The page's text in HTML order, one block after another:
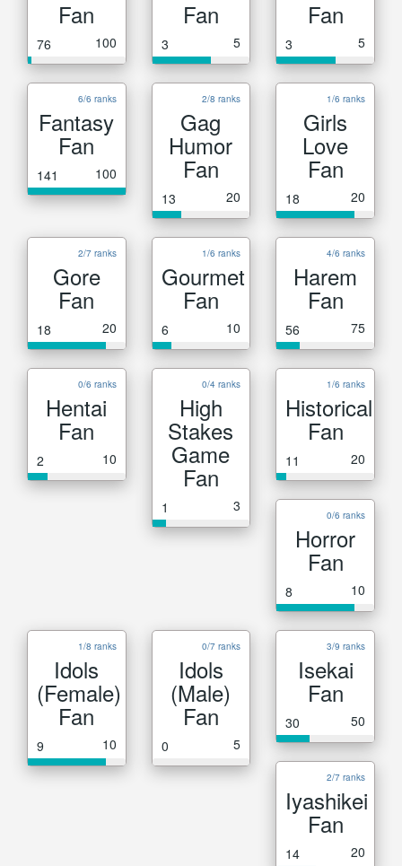
Fan
76 100
Fan
3 5
Fan
3 5
6/6 ranks
Fantasy
Fan
141 100
2/8 ranks
Gag
Humor
Fan
13 20
1/6 ranks
Girls
Love
Fan
18 20
2/7 ranks
Gore
Fan
18 20
1/6 ranks
Gourmet
Fan
6 10
4/6 ranks
Harem
Fan
56 75
0/6 ranks
Hentai
Fan
2 10
0/4 ranks
High
Stakes
Game
Fan
1 3
1/6 ranks
Historical
Fan
11 20
0/6 ranks
Horror
Fan
8 10
1/8 ranks
Idols
(Female)
Fan
9 10
0/7 ranks
Idols
(Male)
Fan
0 5
3/9 ranks
Isekai
Fan
30 50
2/7 ranks
Iyashikei
Fan
14 20